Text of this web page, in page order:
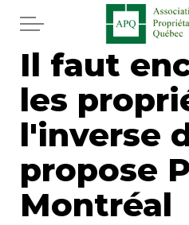
Aller au
Accueil
Services
Journal
Il faut
les
l'inverse
propose
Montréal